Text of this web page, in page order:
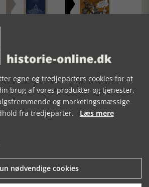
VERDENSHISTORIEN
af moselig i verden på Museum
egne og tredjeparters cookies for at
brug af vores produkter og tjenester,
og marketingsmæssige
fra tredjeparter. Læs mere
nødvendige cookies